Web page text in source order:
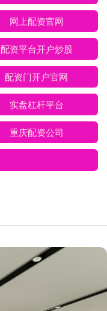
网上配资官网
配资平台开户炒股
配资门开户官网
实盘杠杆平台
重庆配资公司